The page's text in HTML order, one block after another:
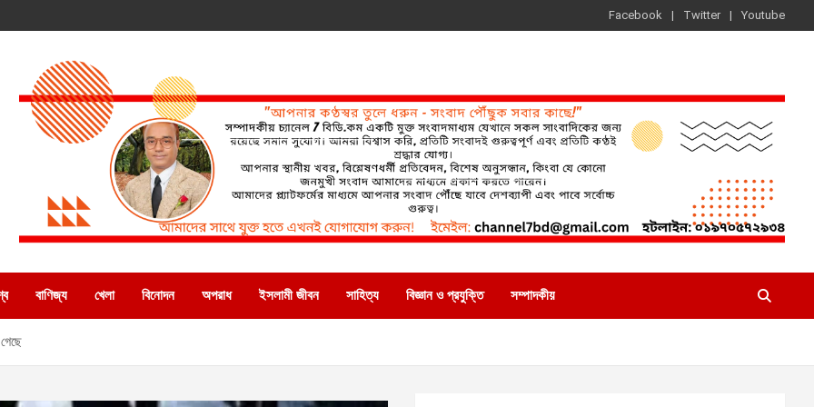
Facebook Twitter Youtube
বাণিজ্য খেলা বিনোদন অপরাধ ইসলামী জীবন সাহিত্য বিজ্ঞান ও প্রযুক্তি সম্পাদকীয়